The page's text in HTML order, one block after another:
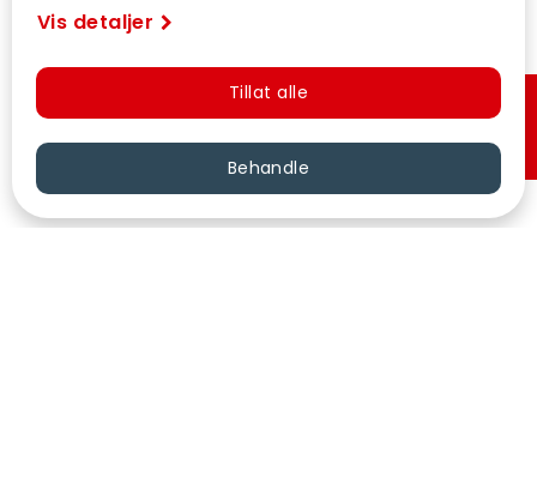
Vis detaljer
Tillat alle
Behandle Hurtigkjøp